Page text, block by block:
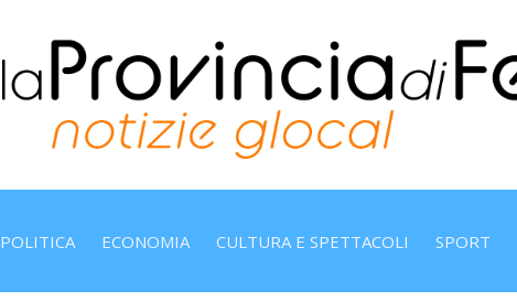
POLITICA ECONOMIA CULTURA E SPETTACOLI SPORT